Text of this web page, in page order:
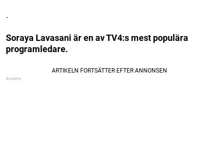
.
Soraya Lavasani är en av TV4:s mest populära
programledare.